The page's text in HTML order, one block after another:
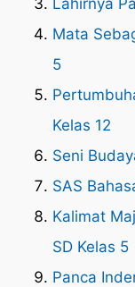
Lahirnya
Mata
5
Kelas 12
Seni
SAS
Kalimat
SD Kelas 5
Panca